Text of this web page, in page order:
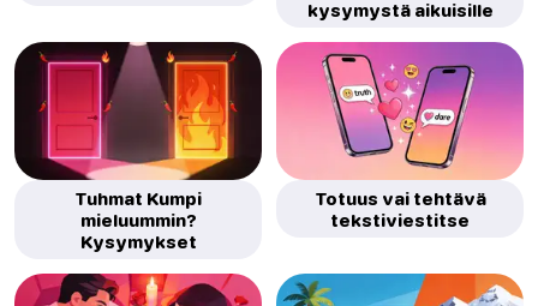
kysymystä aikuisille
Tuhmat Kumpi
mieluummin?
Kysymykset
Totuus vai tehtävä
tekstiviestitse